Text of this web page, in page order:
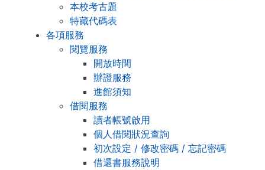
本校考古題
特藏代碼表
各項服務
閱覽服務
開放時間
辦證服務
進館須知
借閱服務
讀者帳號啟用
個人借閱狀況查詢
初次設定 / 修改密碼 / 忘記密碼
借還書服務說明